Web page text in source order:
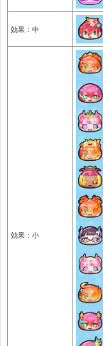
効果：中
効果：小